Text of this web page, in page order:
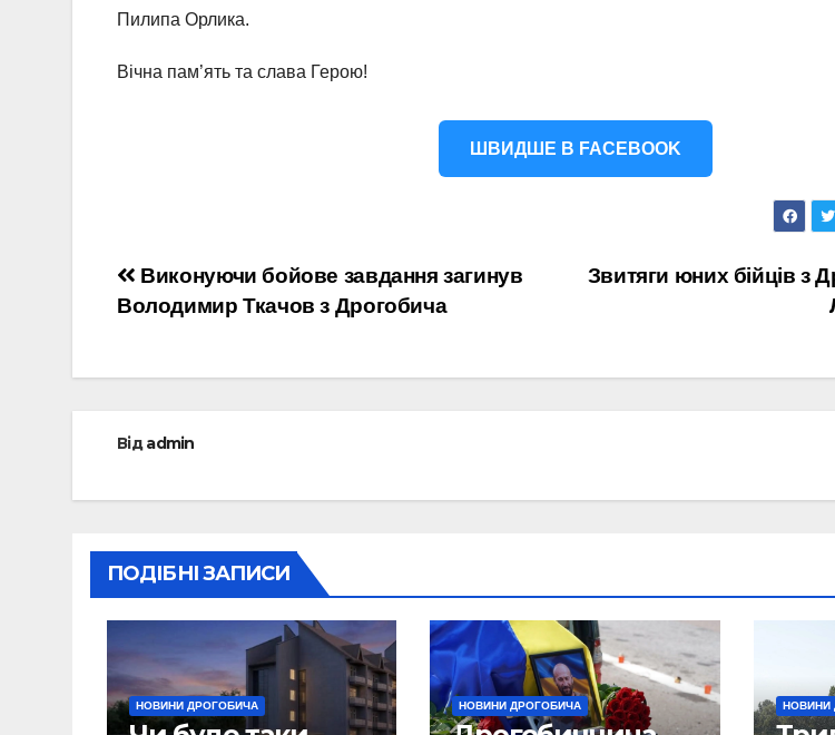
Пилипа Орлика.
Вічна пам’ять та слава Герою!
ШВИДШЕ В FACEBOOK
Навігація
записів
Звитяги юних бійців з
Виконуючи бойове завдання загинув
Володимир Ткачов з Дрогобича
Відadmin
ПОДІБНІ ЗАПИСИ
НОВИНИ ДРОГОБИЧА НОВИНИ ДРОГОБИЧА НОВИНИ